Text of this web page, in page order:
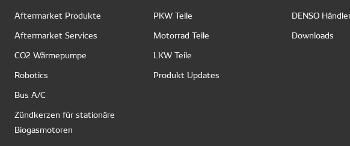
Aftermarket Produkte
Aftermarket Services
CO2 Wärmepumpe
Robotics
Bus A/C
Zündkerzen für stationäre
Biogasmotoren
PKW Teile
Motorrad Teile
LKW Teile
Produkt Updates
DENSO
Downloads